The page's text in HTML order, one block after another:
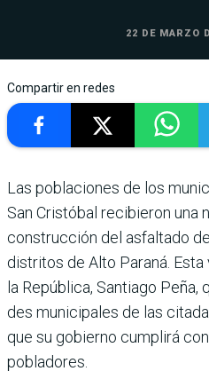
22 DE MARZO
Compartir en redes
Las poblaciones de los
San Cristóbal recibieron una
cons­trucción del asfaltado
dis­tritos de Alto Paraná.
la República, Santiago
des municipales de las
que su gobierno cumplirá
pobla­dores.